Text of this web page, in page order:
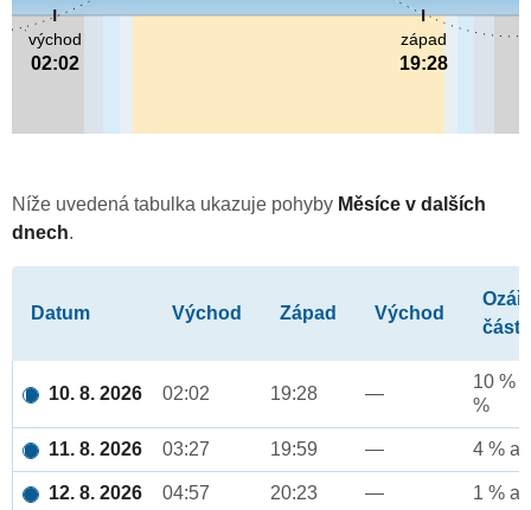
východ
02:02
západ
19:28
Níže uvedená tabulka ukazuje pohyby Měsíce v dalších
dnech.
Datum Východ Západ Východ
část
10. 8. 2026 02:02 19:28 —
10 %
%
11. 8. 2026 03:27 19:59 — 4 %
12. 8. 2026 04:57 20:23 — 1 %